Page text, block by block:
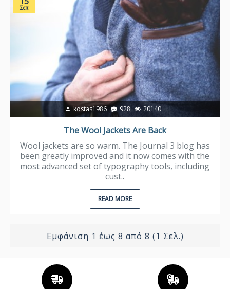
Σεπ
kostas1986 928 20140
The Wool Jackets Are Back
Wool jackets are so warm. The Journal 3 blog has
been greatly improved and it now comes with the
most advanced set of typography tools, including
cust..
READ MORE
Εμφάνιση 1 έως 8 από 8 (1 Σελ.)